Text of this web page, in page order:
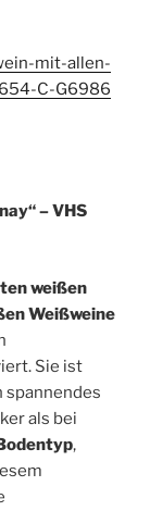
mit-allen-
C-G6986
– VHS
weißen
Weißweine
Sie ist
spannendes
als bei
,